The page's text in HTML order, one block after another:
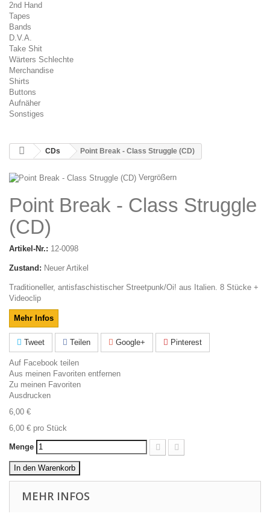
2nd Hand
Tapes
Bands
D.V.A.
Take Shit
Wärters Schlechte
Merchandise
Shirts
Buttons
Aufnäher
Sonstiges
CDs Point Break - Class Struggle (CD)
Vergrößern
Point Break - Class Struggle
(CD)
Artikel-Nr.: 12-0098
Zustand: Neuer Artikel
Traditioneller, antisfaschistischer Streetpunk/Oi! aus Italien. 8 Stücke +
Videoclip
Mehr Infos
Tweet Teilen Google+ Pinterest
Auf Facebook teilen
Aus meinen Favoriten entfernen
Zu meinen Favoriten
Ausdrucken
6,00 €
6,00 € pro Stück
Menge
In den Warenkorb
MEHR INFOS